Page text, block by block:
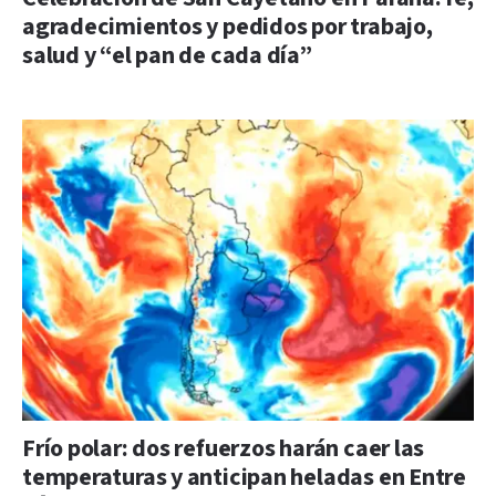
agradecimientos y pedidos por trabajo,
salud y “el pan de cada día”
Frío polar: dos refuerzos harán caer las
temperaturas y anticipan heladas en Entre